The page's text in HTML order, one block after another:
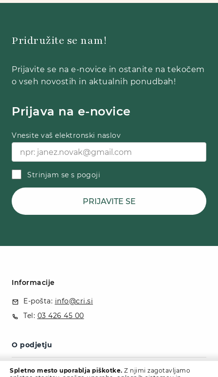
Pridružite se nam!
Prijavite se na e-novice in ostanite na tekočem
o vseh novostih in aktualnih ponudbah!
Prijava na e-novice
Vnesite vaš elektronski naslov
Strinjam se s pogoji
PRIJAVITE SE
Informacije
E-pošta: info@cri.si
Tel: 03 426 45 00
O podjetju
Politika zasebnosti
Spletno mesto uporablja piškotke. Z njimi zagotavljamo